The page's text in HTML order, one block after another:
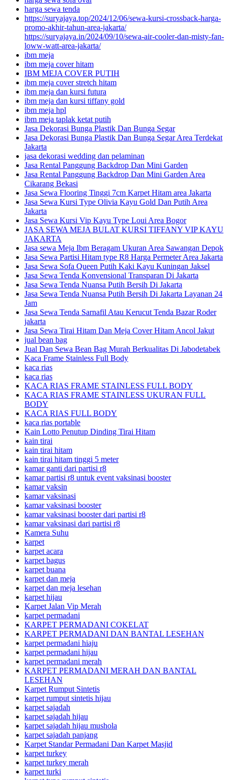
harga sewa tenda
https://suryajaya.top/2024/12/06/sewa-kursi-crossback-harga-
promo-akhir-tahun-area-jakarta/
https://suryajaya.in/2024/09/10/sewa-air-cooler-dan-misty-fan-
loww-watt-area-jakarta/
ibm meja
ibm meja cover hitam
IBM MEJA COVER PUTIH
ibm meja cover stretch hitam
ibm meja dan kursi futura
ibm meja dan kursi tiffany gold
ibm meja hpl
ibm meja taplak ketat putih
Jasa Dekorasi Bunga Plastik Dan Bunga Segar
Jasa Dekorasi Bunga Plastik Dan Bunga Segar Area Terdekat
Jakarta
jasa dekorasi wedding dan pelaminan
Jasa Rental Panggung Backdrop Dan Mini Garden
Jasa Rental Panggung Backdrop Dan Mini Garden Area
Cikarang Bekasi
Jasa Sewa Flooring Tinggi 7cm Karpet Hitam area Jakarta
Jasa Sewa Kursi Type Olivia Kayu Gold Dan Putih Area
Jakarta
Jasa Sewa Kursi Vip Kayu Type Loui Area Bogor
JASA SEWA MEJA BULAT KURSI TIFFANY VIP KAYU
JAKARTA
Jasa sewa Meja Ibm Beragam Ukuran Area Sawangan Depok
Jasa Sewa Partisi Hitam type R8 Harga Permeter Area Jakarta
Jasa Sewa Sofa Queen Putih Kaki Kayu Kuningan Jaksel
Jasa Sewa Tenda Konvensional Transparan Di Jakarta
Jasa Sewa Tenda Nuansa Putih Bersih Di Jakarta
Jasa Sewa Tenda Nuansa Putih Bersih Di Jakarta Layanan 24
Jam
Jasa Sewa Tenda Sarnafil Atau Kerucut Tenda Bazar Roder
jakarta
Jasa Sewa Tirai Hitam Dan Meja Cover Hitam Ancol Jakut
jual bean bag
Jual Dan Sewa Bean Bag Murah Berkualitas Di Jabodetabek
Kaca Frame Stainless Full Body
kaca rias
kaca rias
KACA RIAS FRAME STAINLESS FULL BODY
KACA RIAS FRAME STAINLESS UKURAN FULL
BODY
KACA RIAS FULL BODY
kaca rias portable
Kain Lotto Penutup Dinding Tirai Hitam
kain tirai
kain tirai hitam
kain tirai hitam tinggi 5 meter
kamar ganti dari partisi r8
kamar partisi r8 untuk event vaksinasi booster
kamar vaksin
kamar vaksinasi
kamar vaksinasi booster
kamar vaksinasi booster dari partisi r8
kamar vaksinasi dari partisi r8
Kamera Suhu
karpet
karpet acara
karpet bagus
karpet buana
karpet dan meja
karpet dan meja lesehan
karpet hijau
Karpet Jalan Vip Merah
karpet permadani
KARPET PERMADANI COKELAT
KARPET PERMADANI DAN BANTAL LESEHAN
karpet permadani hiaju
karpet permadani hijau
karpet permadani merah
KARPET PERMADANI MERAH DAN BANTAL
LESEHAN
Karpet Rumput Sintetis
karpet rumput sintetis hijau
karpet sajadah
karpet sajadah hijau
karpet sajadah hijau mushola
karpet sajadah panjang
Karpet Standar Permadani Dan Karpet Masjid
karpet turkey
karpet turkey merah
karpet turki